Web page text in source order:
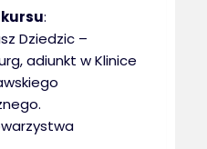
:
Dziedzic –
adiunkt w Klinice